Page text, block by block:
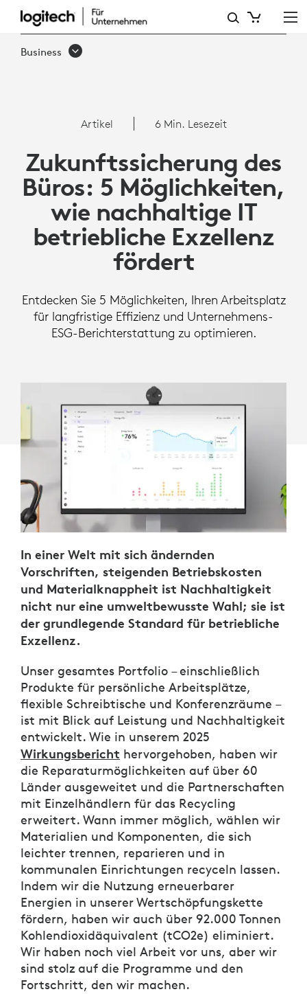
ZUKUNFTSSICHERUNG
DES
MÖGLICHKEITEN,
WIE
NACHHALTIGE
BETRIEBLICHE
EXZELLENZ
Business
Artikel 6 Min. Lesezeit
Zukunftssicherung des
Büros: 5 Möglichkeiten,
wie nachhaltige IT
betriebliche Exzellenz
fördert
Entdecken Sie 5 Möglichkeiten, Ihren Arbeitsplatz
für langfristige Effizienz und Unternehmens-
ESG-Berichterstattung zu optimieren.
In einer Welt mit sich ändernden
Vorschriften, steigenden Betriebskosten
und Materialknappheit ist Nachhaltigkeit
nicht nur eine umweltbewusste Wahl; sie ist
der grundlegende Standard für betriebliche
Exzellenz.
Unser gesamtes Portfolio – einschließlich
Produkte für persönliche Arbeitsplätze,
flexible Schreibtische und Konferenzräume –
ist mit Blick auf Leistung und Nachhaltigkeit
entwickelt. Wie in unserem 2025
Wirkungsbericht hervorgehoben, haben wir
die Reparaturmöglichkeiten auf über 60
Länder ausgeweitet und die Partnerschaften
mit Einzelhändlern für das Recycling
erweitert. Wann immer möglich, wählen wir
Materialien und Komponenten, die sich
leichter trennen, reparieren und in
kommunalen Einrichtungen recyceln lassen.
Indem wir die Nutzung erneuerbarer
Energien in unserer Wertschöpfungskette
fördern, haben wir auch über 92.000 Tonnen
Kohlendioxidäquivalent (tCO2e) eliminiert.
Wir haben noch viel Arbeit vor uns, aber wir
sind stolz auf die Programme und den
Fortschritt, den wir machen.